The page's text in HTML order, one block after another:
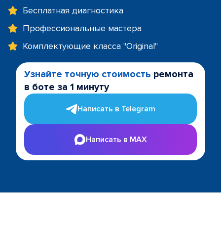
Бесплатная диагностика
Профессиональные мастера
Комплектующие класса "Original"
Узнайте точную стоимость ремонта
в боте за 1 минуту
Написать в Telegram
Написать в MAX